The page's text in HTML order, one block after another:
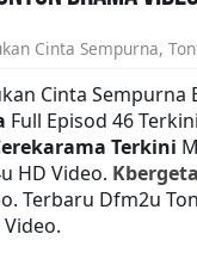
Cinta Sempurna,
Cinta Sempurna
Full Episod 46
Terkini
HD Video.
Terbaru Dfm2u